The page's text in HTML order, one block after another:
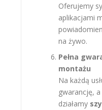
Oferujemy
aplikacjami
na żywo.
Pełna
montażu
Na każdą
gwarancję,
działamy